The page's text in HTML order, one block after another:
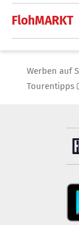
FlohMARKT
Werben auf
Tourentipps